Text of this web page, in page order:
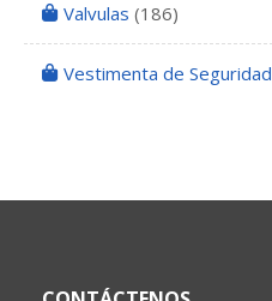
Valvulas (186)
Vestimenta de Seguridad